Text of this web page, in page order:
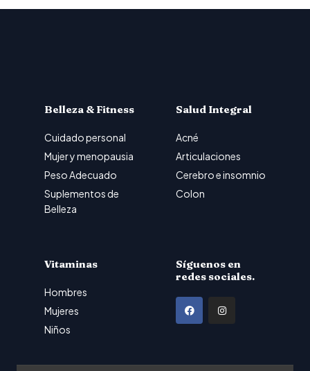
Belleza & Fitness
Cuidado personal
Mujer y menopausia
Peso Adecuado
Suplementos de
Belleza
Salud Integral
Acné
Articulaciones
Cerebro e insomnio
Colon
Vitaminas
Hombres
Mujeres
Niños
Síguenos en
redes sociales.
F
a
I